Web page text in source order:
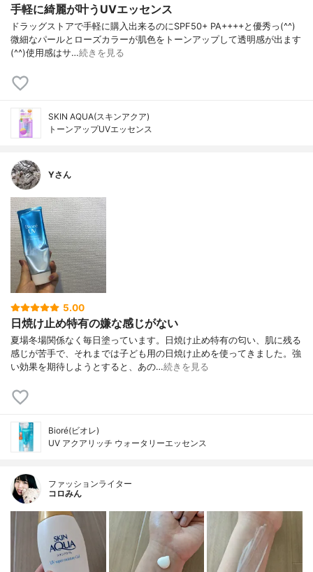
手軽に綺麗が叶うUVエッセンス
ドラッグストアで手軽に購入出来るのにSPF50+ PA++++と優秀っ(^^)
微細なパールとローズカラーが肌色をトーンアップして透明感が出ます
(^^)使用感はサ…続きを見る
SKIN AQUA(スキンアクア)
トーンアップUVエッセンス
Yさん
5.00
日焼け止め特有の嫌な感じがない
夏場冬場関係なく毎日塗っています。日焼け止め特有の匂い、肌に残る
感じが苦手で、それまでは子ども用の日焼け止めを使ってきました。強
い効果を期待しようとすると、あの…続きを見る
Bioré(ビオレ)
UV アクアリッチ ウォータリーエッセンス
ファッションライター
コロみん